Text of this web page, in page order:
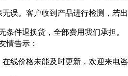
误。客户收到产品进行检测，若出
条件退换货，全部费用我们承担。
情告示：
线价格未能及时更新，欢迎来电咨